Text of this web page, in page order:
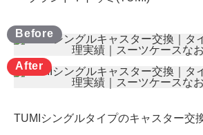
TUMIシングルタイプのキャスター交